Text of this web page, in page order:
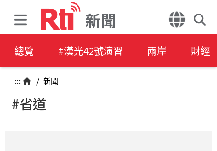
新聞
總覽 #漢光42號演習 兩岸 財經
::: / 新聞
#省道